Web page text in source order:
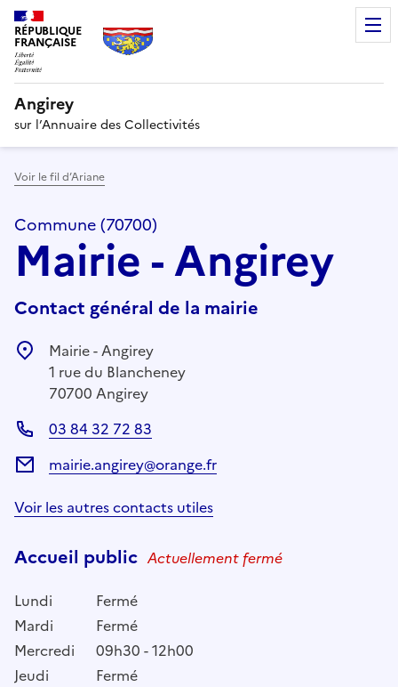
RÉPUBLIQUE
FRANÇAISE
Angirey
sur l’Annuaire des Collectivités
Voir le fil d’Ariane
Commune (70700)
Mairie - Angirey
Contact général de la mairie
Mairie - Angirey
1 rue du Blancheney
70700 Angirey
03 84 32 72 83
mairie.angirey@orange.fr
Voir les autres contacts utiles
Accueil public Actuellement fermé
Lundi
Fermé
Mardi
Fermé
Mercredi
09h30 - 12h00
Jeudi
Fermé